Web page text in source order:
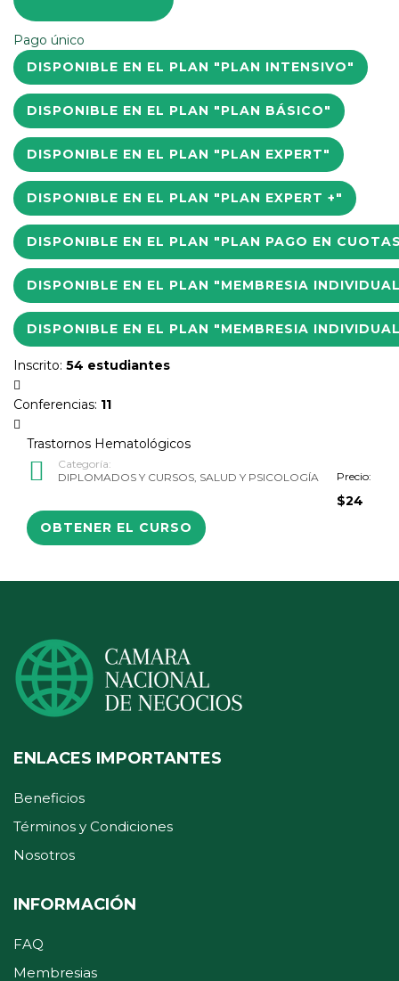
Pago único
DISPONIBLE EN EL PLAN "PLAN INTENSIVO"
DISPONIBLE EN EL PLAN "PLAN BÁSICO"
DISPONIBLE EN EL PLAN "PLAN EXPERT"
DISPONIBLE EN EL PLAN "PLAN EXPERT +"
DISPONIBLE EN EL PLAN "PLAN PAGO EN
DISPONIBLE EN EL PLAN "MEMBRESIA
DISPONIBLE EN EL PLAN "MEMBRESIA
Inscrito: 54 estudiantes
Conferencias: 11
Trastornos Hematológicos
Categoría:
DIPLOMADOS Y CURSOS SALUD Y PSICOLOGÍA Precio:
$24
OBTENER EL CURSO
ENLACES IMPORTANTES
Beneficios
Términos y Condiciones
Nosotros
INFORMACIÓN
FAQ
Membresias